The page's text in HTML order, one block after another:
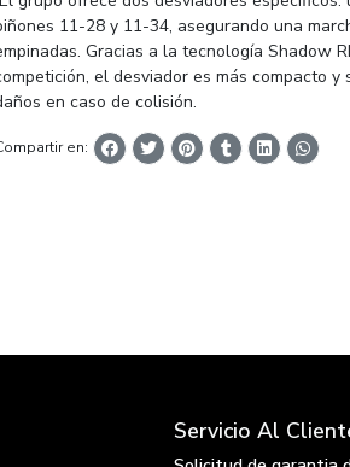
11-28 y 11-34, asegurando una
Gracias a la tecnología Shadow
el desviador es más compacto
en caso de colisión.
en:
Servicio Al